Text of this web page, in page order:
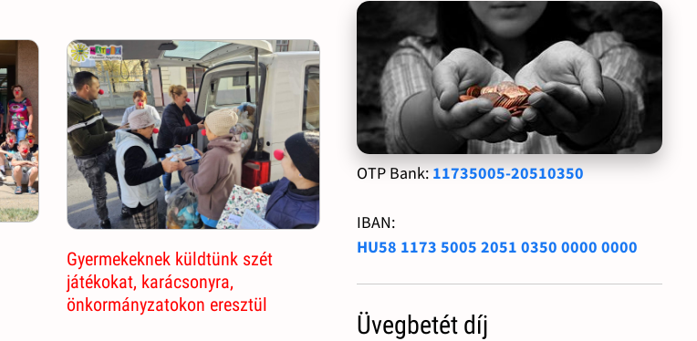
Gyermekeknek küldtünk szét
játékokat, karácsonyra,
önkormányzatokon eresztül
OTP Bank: 11735005-20510350
IBAN:
HU58 1173 5005 2051 0350 0000 0000
Üvegbetét díj